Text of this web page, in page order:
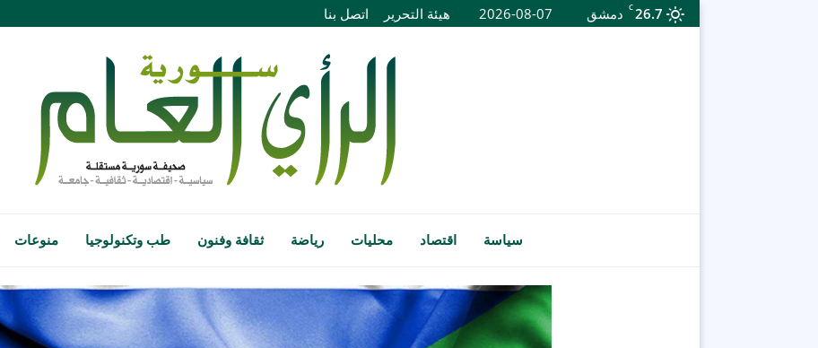
26.7
C دمشق 2026-08-07 هيئة التحرير اتصل بنا
سياسة اقتصاد محليات رياضة ثقافة وفنون طب وتكنولوجيا منوعات